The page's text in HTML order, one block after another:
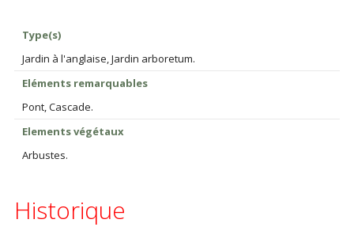
Type(s)
Jardin à l'anglaise, Jardin arboretum.
Eléments remarquables
Pont, Cascade.
Elements végétaux
Arbustes.
Historique